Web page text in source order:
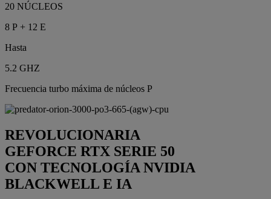
20 NÚCLEOS
8 P + 12 E
Hasta
5.2 GHZ
Frecuencia turbo máxima de núcleos P
REVOLUCIONARIA
GEFORCE RTX SERIE 50
CON TECNOLOGÍA NVIDIA
BLACKWELL E IA